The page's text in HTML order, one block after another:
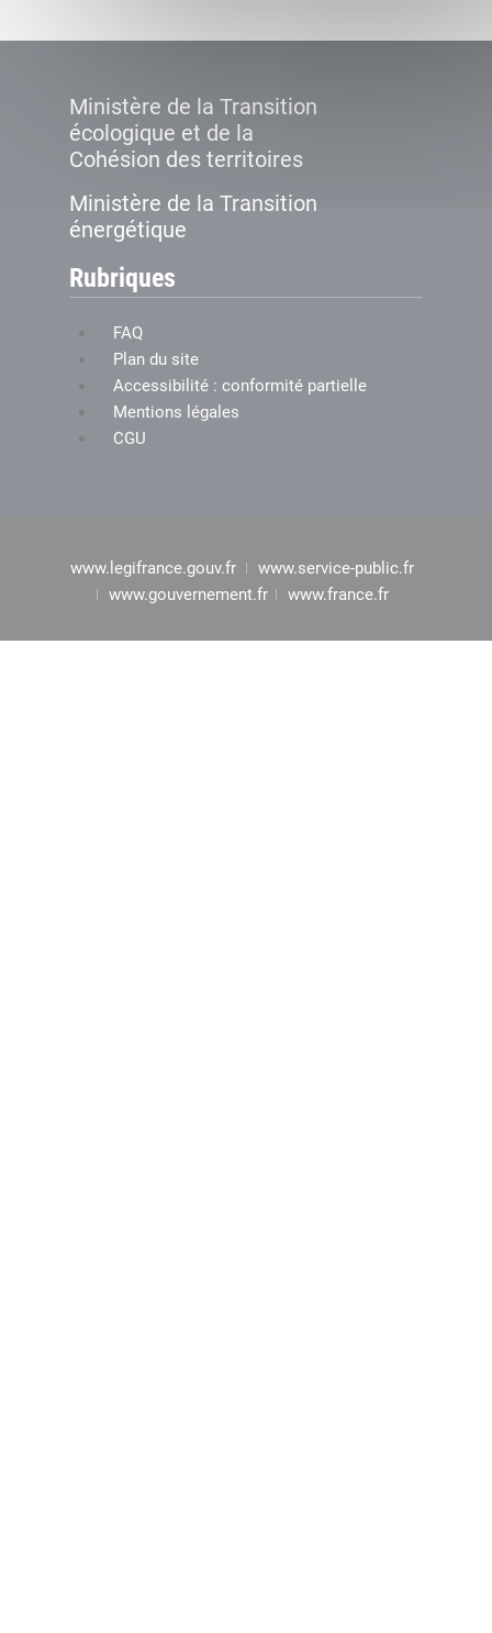
Ministère de la Transition
écologique et de la
Cohésion des territoires
Ministère de la Transition
énergétique
Rubriques
FAQ
Plan du site
Accessibilité : conformité partielle
Mentions légales
CGU
www.legifrance.gouv.fr
www.service-public.fr
www.gouvernement.fr
www.france.fr